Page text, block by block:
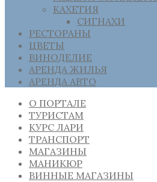
КАХЕТИЯ
СИГНАХИ
РЕСТОРАНЫ
ЦВЕТЫ
ВИНОДЕЛИЕ
АРЕНДА ЖИЛЬЯ
АРЕНДА АВТО
О ПОРТАЛЕ
ТУРИСТАМ
КУРС ЛАРИ
ТРАНСПОРТ
МАГАЗИНЫ
МАНИКЮР
ВИННЫЕ МАГАЗИНЫ